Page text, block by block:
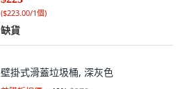
($223.00/1個)
缺貨
壁掛式滑蓋垃圾桶, 深灰色